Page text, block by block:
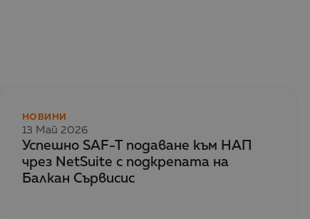
НОВИНИ
13 Май 2026
Успешно SAF-T подаване към НАП
чрез NetSuite с подкрепата на
Балкан Сървисис